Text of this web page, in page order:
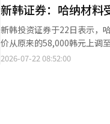
训。培训将由具备金融软件
育、就业讲座和职业咨询、
秀项目颁奖等活动。被选中
关资格证书，将一次性发放
助青年具备跨越AI与金融的
新韩证券：哈纳材料
新韩投资证券于22日表示，
价从原来的58,000韩元上调至83,000韩元，
导体行业的改善，硅碳化物
2026-07-22 08:52:00